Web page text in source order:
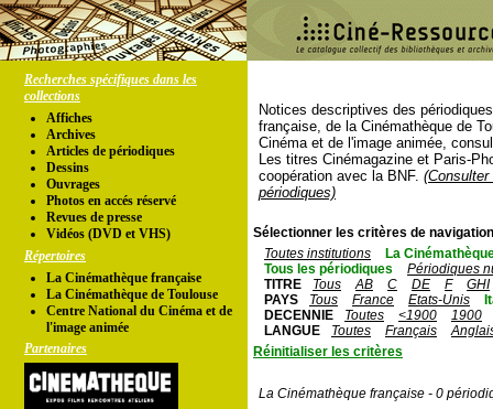
Recherches spécifiques dans les
collections
Affiches
Archives
Articles de périodiques
Dessins
Ouvrages
Photos en accés réservé
Revues de presse
Vidéos (DVD et VHS)
Répertoires
La Cinémathèque française
La Cinémathèque de Toulouse
Centre National du Cinéma et de
l'image animée
Partenaires
Notices descriptives des
française, de la Cinémathèque de
Cinéma et de l'image animée,
Les titres Cinémagazine et Paris-
coopération avec la BNF.
périodiques)
Sélectionner les critères de
Toutes institutions
La
Tous les périodiques
Périodiques
TITRE
Tous AB C DE F
GHI
PAYS
Tous France Etats-Unis
DECENNIE
Toutes <1900
1900
LANGUE
Toutes Français
Réinitialiser les critères
La Cinémathèque française - 0